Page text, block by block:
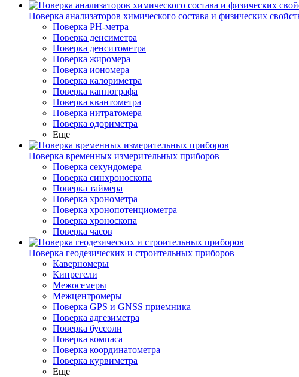
Поверка анализаторов химического состава и физических
Поверка PH-метра
Поверка денсиметра
Поверка денситометра
Поверка жиромера
Поверка иономера
Поверка калориметра
Поверка капнографа
Поверка квантометра
Поверка нитратомера
Поверка одориметра
Еще
Поверка временных измерительных приборов
Поверка секундомера
Поверка синхроноскопа
Поверка таймера
Поверка хронометра
Поверка хронопотенциометра
Поверка хроноскопа
Поверка часов
Поверка геодезических и строительных приборов
Каверномеры
Кипрегели
Межосемеры
Межцентромеры
Поверка GPS и GNSS приемника
Поверка адгезиметра
Поверка буссоли
Поверка компаса
Поверка координатометра
Поверка курвиметра
Еще